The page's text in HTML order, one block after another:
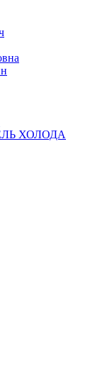
ХОЛОДА